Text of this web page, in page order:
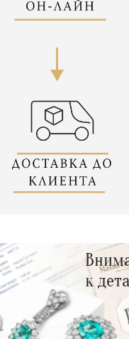
к